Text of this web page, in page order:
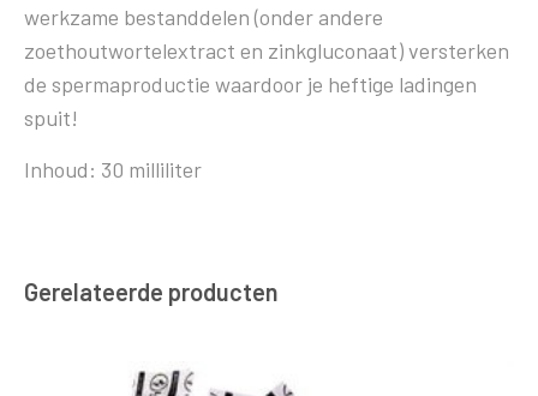
werkzame bestanddelen (onder andere
zoethoutwortelextract en zinkgluconaat) versterken
de spermaproductie waardoor je heftige ladingen
spuit!
Inhoud: 30 milliliter
Gerelateerde producten